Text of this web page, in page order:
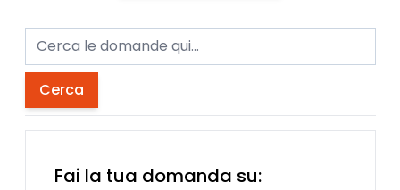
Cerca
Fai la tua domanda su: